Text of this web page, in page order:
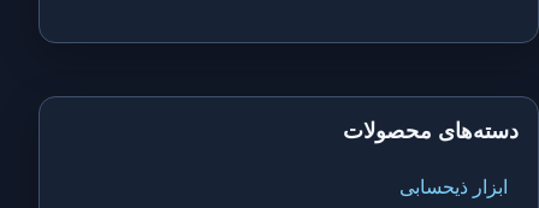
دسته‌های محصولات
ابزار ذیحسابی